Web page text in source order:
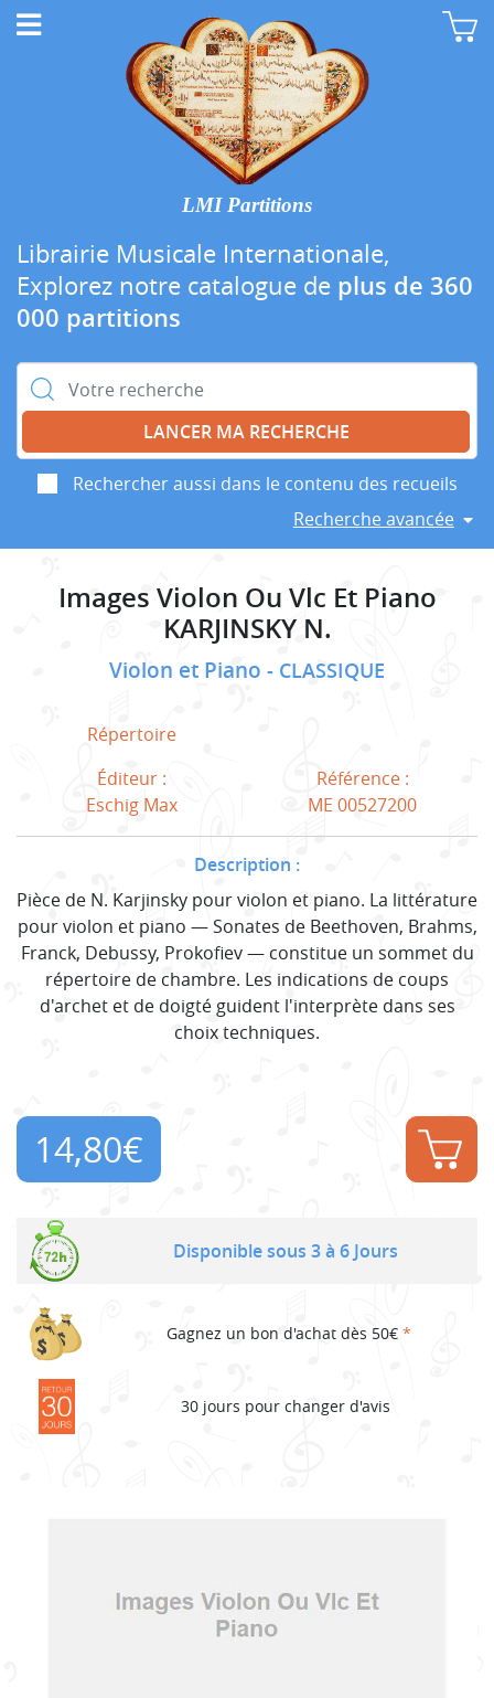
LMI Partitions
Librairie Musicale Internationale,
Explorez notre catalogue de plus de 360
000 partitions
Rechercher :
Rechercher aussi dans le contenu des recueils
Recherche avancée
Images Violon Ou Vlc Et Piano
KARJINSKY N.
Violon et Piano CLASSIQUE
Répertoire
Éditeur :
Eschig Max
Référence :
ME 00527200
Description :
Pièce de N. Karjinsky pour violon et piano. La littérature
pour violon et piano — Sonates de Beethoven, Brahms,
Franck, Debussy, Prokofiev — constitue un sommet du
répertoire de chambre. Les indications de coups
d'archet et de doigté guident l'interprète dans ses
choix techniques.
14,80€
Disponible sous 3 à 6 Jours
Gagnez un bon d'achat dès 50€ *
30 jours pour changer d'avis